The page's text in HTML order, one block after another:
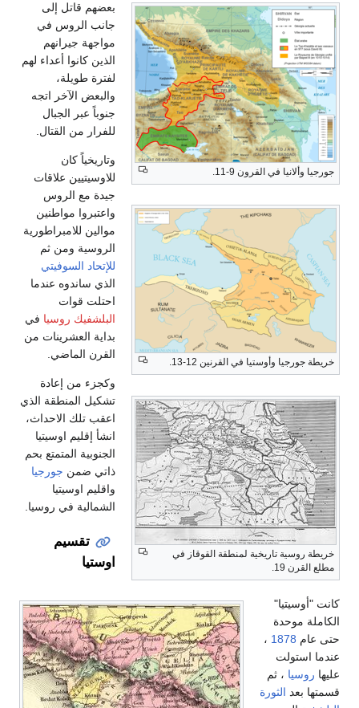
في القرون 9-11.
وأوستيا في القرنين 12-13.
تاريخية لمنطقة القوقاز في
بعضهم قاتل إلى
جانب الروس في
مواجهة جيرانهم
الذين كانوا أعداء لهم
لفترة طويلة،
والبعض الآخر اتجه
جنوباً عبر الجبال
للفرار من القتال.
وتاريخياً كان
للاوسيتيين علاقات
جيدة مع الروس
واعتبروا مواطنين
موالين للامبراطورية
الروسية ومن ثم
للإتحاد السوفيتي
الذي ساندوه عندما
احتلت قوات
البلشفيك روسيافي
بداية العشرينات من
القرن الماضي.
وكجزء من إعادة
تشكيل المنطقة الذي
اعقب تلك الاحداث،
انشأ إقليم اوسيتيا
الجنوبية المتمتع بحم
ذاتي ضمنجورجيا
واقليم اوسيتيا
الشمالية في روسيا.
تقسيم
موحدة
1878 ،
، ثم
بعدالثورة